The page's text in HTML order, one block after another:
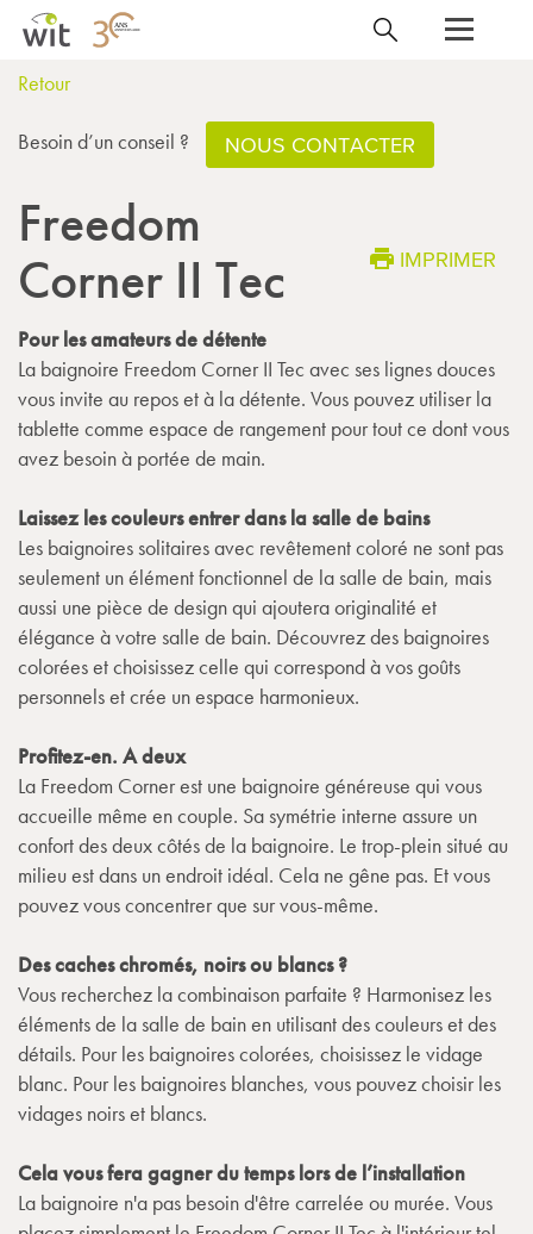
Retour
Besoin d’un conseil ? NOUS CONTACTER
Freedom
Corner II Tec
IMPRIMER
Pour les amateurs de détente
La baignoire Freedom Corner II Tec avec ses lignes douces
vous invite au repos et à la détente. Vous pouvez utiliser la
tablette comme espace de rangement pour tout ce dont vous
avez besoin à portée de main.
Laissez les couleurs entrer dans la salle de bains
Les baignoires solitaires avec revêtement coloré ne sont pas
seulement un élément fonctionnel de la salle de bain, mais
aussi une pièce de design qui ajoutera originalité et
élégance à votre salle de bain. Découvrez des baignoires
colorées et choisissez celle qui correspond à vos goûts
personnels et crée un espace harmonieux.
Profitez-en. A deux
La Freedom Corner est une baignoire généreuse qui vous
accueille même en couple. Sa symétrie interne assure un
confort des deux côtés de la baignoire. Le trop-plein situé au
milieu est dans un endroit idéal. Cela ne gêne pas. Et vous
pouvez vous concentrer que sur vous-même.
Des caches chromés, noirs ou blancs ?
Vous recherchez la combinaison parfaite ? Harmonisez les
éléments de la salle de bain en utilisant des couleurs et des
détails. Pour les baignoires colorées, choisissez le vidage
blanc. Pour les baignoires blanches, vous pouvez choisir les
vidages noirs et blancs.
Cela vous fera gagner du temps lors de l’installation
La baignoire n'a pas besoin d'être carrelée ou murée. Vous